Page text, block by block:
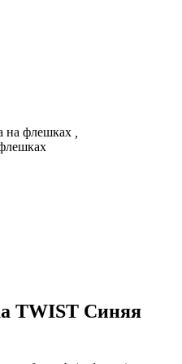
на флешках
TWIST Синяя